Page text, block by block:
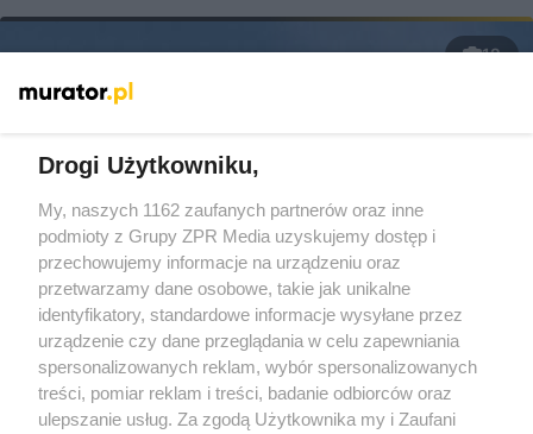
12
Drogi Użytkowniku,
My, naszych 1162 zaufanych partnerów oraz inne
podmioty z Grupy ZPR Media uzyskujemy dostęp i
przechowujemy informacje na urządzeniu oraz
przetwarzamy dane osobowe, takie jak unikalne
identyfikatory, standardowe informacje wysyłane przez
urządzenie czy dane przeglądania w celu zapewniania
spersonalizowanych reklam, wybór spersonalizowanych
treści, pomiar reklam i treści, badanie odbiorców oraz
ulepszanie usług. Za zgodą Użytkownika my i Zaufani